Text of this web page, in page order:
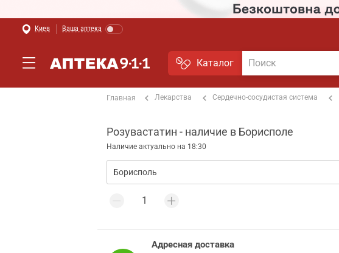
Киев Ваша аптека
Каталог
Главная Лекарства Сердечно-сосудистая система
Розувастатин - наличие в Борисполе
Наличие актуально на 18:30
Адресная доставка